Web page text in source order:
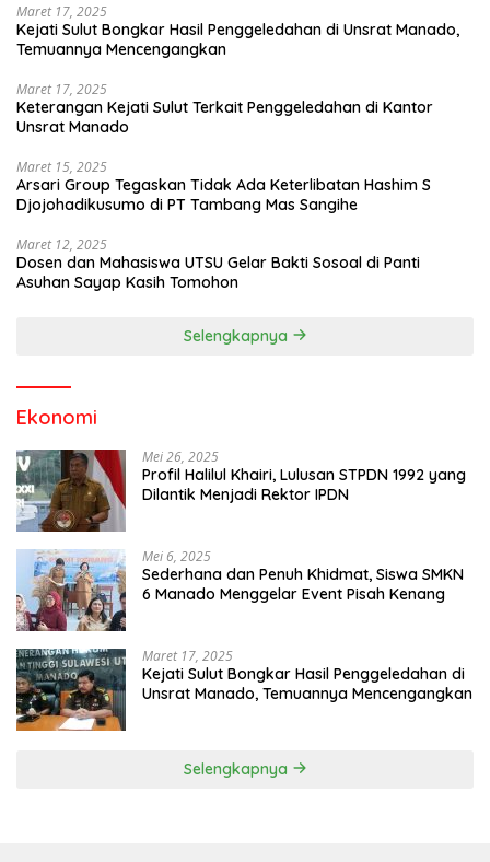
Maret 17, 2025
Kejati Sulut Bongkar Hasil Penggeledahan di Unsrat Manado,
Temuannya Mencengangkan
Maret 17, 2025
Keterangan Kejati Sulut Terkait Penggeledahan di Kantor
Unsrat Manado
Maret 15, 2025
Arsari Group Tegaskan Tidak Ada Keterlibatan Hashim S
Djojohadikusumo di PT Tambang Mas Sangihe
Maret 12, 2025
Dosen dan Mahasiswa UTSU Gelar Bakti Sosoal di Panti
Asuhan Sayap Kasih Tomohon
Selengkapnya
Ekonomi
Mei 26, 2025
Profil Halilul Khairi, Lulusan STPDN 1992 yang
Dilantik Menjadi Rektor IPDN
Mei 6, 2025
Sederhana dan Penuh Khidmat, Siswa SMKN
6 Manado Menggelar Event Pisah Kenang
Maret 17, 2025
Kejati Sulut Bongkar Hasil Penggeledahan di
Unsrat Manado, Temuannya Mencengangkan
Selengkapnya